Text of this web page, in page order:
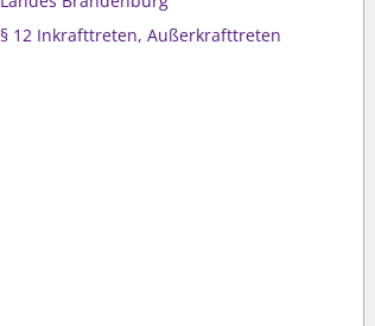
§ 12 Inkrafttreten, Außerkrafttreten